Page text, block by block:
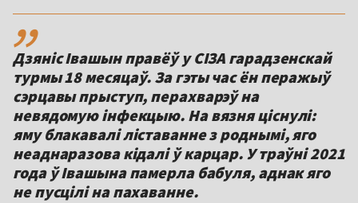
Дзяніс Івашын правёў у СІЗА гарадзенскай
турмы 18 месяцаў. За гэты час ён перажыў
сэрцавы прыступ, перахварэў на
невядомую інфекцыю. На вязня ціснулі:
яму блакавалі ліставанне з роднымі, яго
неаднаразова кідалі ў карцар. У траўні 2021
года ў Івашына памерла бабуля, аднак яго
не пусцілі на пахаванне.